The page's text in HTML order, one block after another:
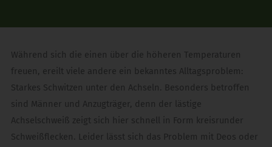
Während sich die einen über die höheren Temperaturen
freuen, ereilt viele andere ein bekanntes Alltagsproblem:
Starkes Schwitzen unter den Achseln. Besonders betroffen
sind Männer und Anzugträger, denn der lästige
Achselschweiß zeigt sich hier schnell in Form kreisrunder
Schweißflecken. Leider lässt sich das Problem mit Deos oder